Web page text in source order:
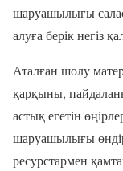
шаруашылығы
алуға берік негіз
Аталған шолу
қарқыны,
астық егетін
шаруашылығы
ресурстармен